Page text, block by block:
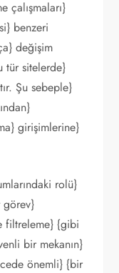
çalışmaları}
benzeri
değişim
tür sitelerde}
Şu sebeple}
girişimlerine}
rolü}
görev}
filtreleme} {gibi
bir mekanın}
önemli} {bir